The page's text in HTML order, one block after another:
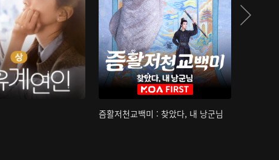
즘활저천교백미 : 찾았다, 내 낭군님